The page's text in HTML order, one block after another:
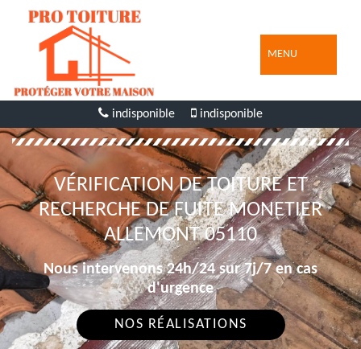
MENU
indisponible indisponible
VÉRIFICATION DE TOITURE ET
RECHERCHE DE FUITE MONETIER
ALLEMONT 05110
Nous intervenons 24h/24 sur 7j/7 en cas
d'urgence
NOS RÉALISATIONS